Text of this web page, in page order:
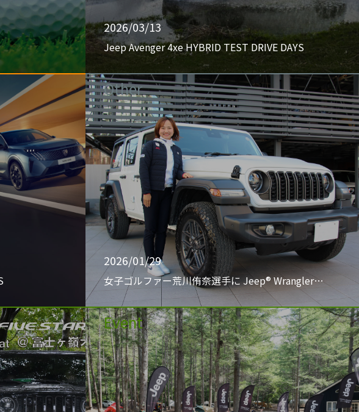
2026/03/13
Jeep Avenger 4xe HYBRID TEST DRIVE DAYS
Other
2026/01/29
女子ゴルファー荒川侑奈選手に Jeep® Wrangler…
Event